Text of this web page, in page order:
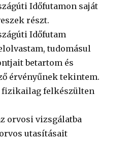
Időfutamon saját
részt.
Időfutam
tudomásul
betartom és
érvényűnek tekintem.
fizikailag felkészülten
orvosi vizsgálatba
utasításait